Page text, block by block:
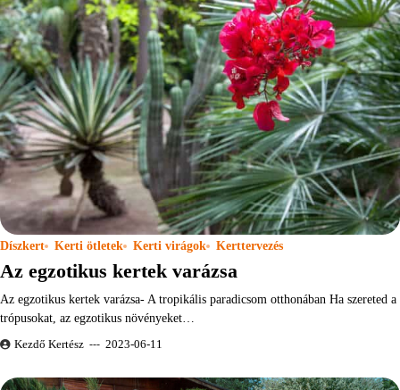
Díszkert Kerti ötletek Kerti virágok Kerttervezés
Az egzotikus kertek varázsa
Az egzotikus kertek varázsa- A tropikális paradicsom otthonában Ha szereted a
trópusokat, az egzotikus növényeket…
Kezdő Kertész 2023-06-11